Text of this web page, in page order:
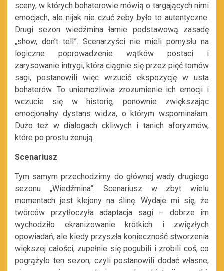
sceny, w których bohaterowie mówią o targających nimi
emocjach, ale nijak nie czuć żeby było to autentyczne.
Drugi sezon wiedźmina łamie podstawową zasadę
„show, don’t tell”. Scenarzyści nie mieli pomysłu na
logiczne poprowadzenie wątków postaci i
zarysowanie intrygi, która ciągnie się przez pięć tomów
sagi, postanowili więc wrzucić ekspozycję w usta
bohaterów. To uniemożliwia zrozumienie ich emocji i
wczucie się w historię, ponownie zwiększając
emocjonalny dystans widza, o którym wspominałam.
Dużo też w dialogach ckliwych i tanich aforyzmów,
które po prostu żenują.
Scenariusz
Tym samym przechodzimy do głównej wady drugiego
sezonu „Wiedźmina”. Scenariusz w zbyt wielu
momentach jest klejony na ślinę. Wydaje mi się, że
twórców przytłoczyła adaptacja sagi – dobrze im
wychodziło ekranizowanie krótkich i zwięzłych
opowiadań, ale kiedy przyszła konieczność stworzenia
większej całości, zupełnie się pogubili i zrobili coś, co
pogrążyło ten sezon, czyli postanowili dodać własne,